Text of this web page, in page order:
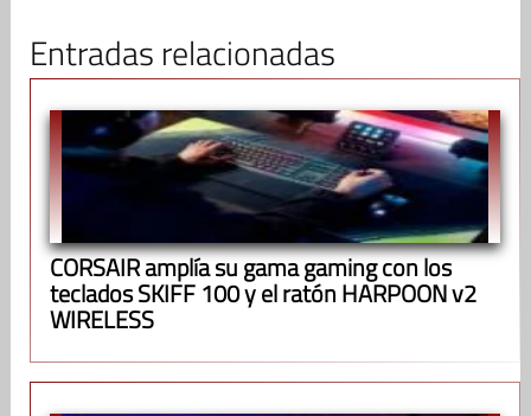
Entradas relacionadas
CORSAIR amplía su gama gaming con los
teclados SKIFF 100 y el ratón HARPOON v2
WIRELESS